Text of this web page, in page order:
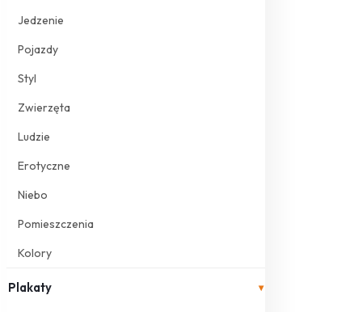
Jedzenie
Pojazdy
Styl
Zwierzęta
Ludzie
Erotyczne
Niebo
Pomieszczenia
Kolory
Plakaty ▾